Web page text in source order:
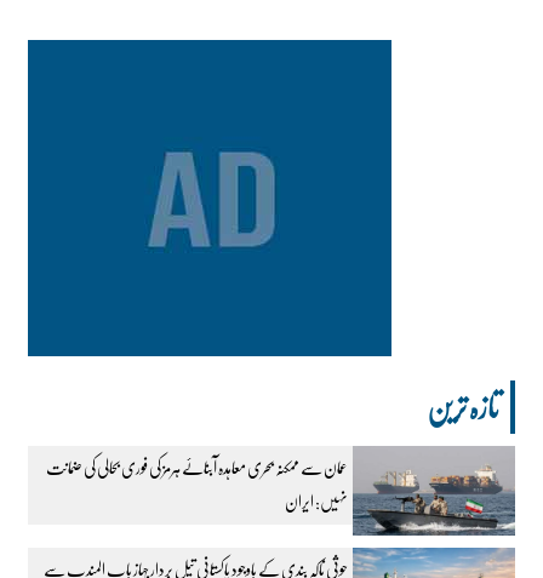
تازہ ترین
عمان سے ممکنہ بحری معاہدہ آبنائے ہرمز کی فوری بحالی کی ضمانت
نہیں: ایران
حوثی ناکہ بندی کے باوجود پاکستانی تیل بردار جہاز باب المندب سے